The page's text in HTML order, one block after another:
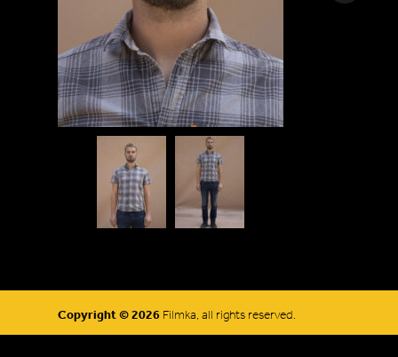
Copyright © 2026 Filmka, all rights reserved.